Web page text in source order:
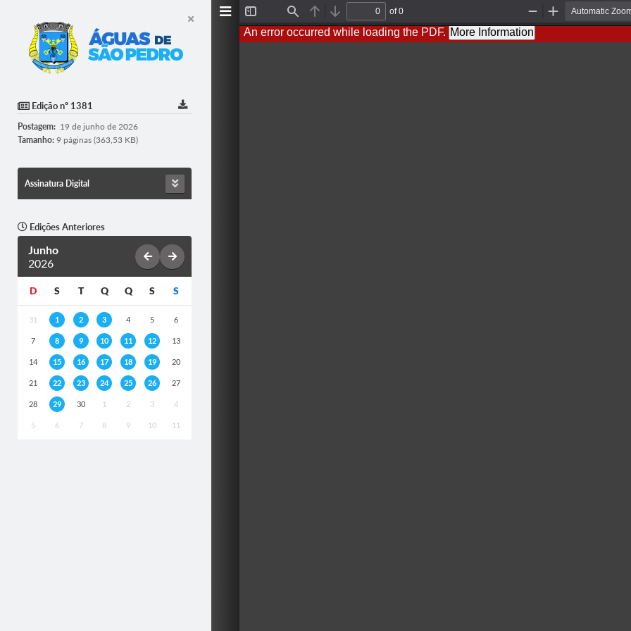
Edição nº 1381
Postagem: 19 de junho de 2026
Tamanho: 9 páginas (363,53 KB)
Assinatura Digital
Edições Anteriores
Junho
2026
D S T Q Q S S
31 1 2 3 4 5 6
7 8 9 10 11 12 13
14 15 16 17 18 19 20
21 22 23 24 25 26 27
28 29 30 1 2 3 4
5 6 7 8 9 10 11
Sidebar
Find Previous
Next
of 0
Out
An error occurred while loading the PDF. More Information